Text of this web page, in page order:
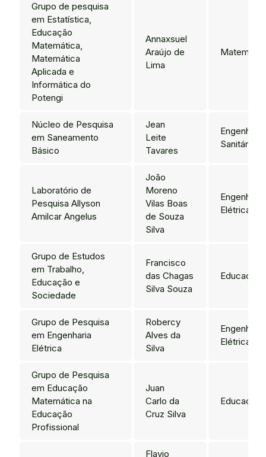
Grupo de pesquisa
em Estatística,
Educação
Matemática,
Matemática
Aplicada e
Informática do
Potengi
Annaxsuel
Araújo de
Lima
Núcleo de Pesquisa
em Saneamento
Básico
Jean
Leite
Tavares
Engenharia
Sanitária
Laboratório de
Pesquisa Allyson
Amilcar Angelus
João
Moreno
Vilas Boas
de Souza
Silva
Engenharia
Elétrica
Grupo de Estudos
em Trabalho,
Educação e
Sociedade
Francisco
das Chagas
Silva Souza
Educação
Grupo de Pesquisa
em Engenharia
Elétrica
Robercy
Alves da
Silva
Engenharia
Elétrica
Grupo de Pesquisa
em Educação
Matemática na
Educação
Profissional
Juan
Carlo da
Cruz Silva
Educação
Flavio